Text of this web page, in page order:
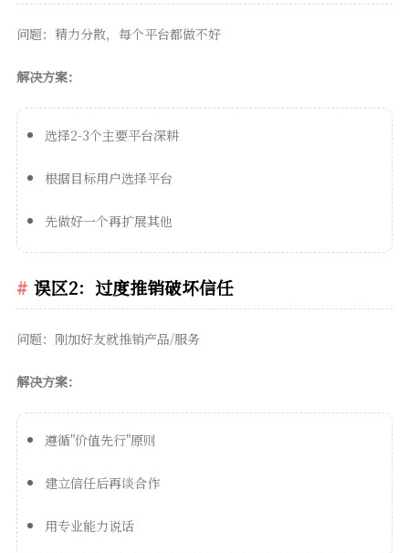
问题：精力分散，每个平台都做不好
解决方案：
选择2-3个主要平台深耕
根据目标用户选择平台
先做好一个再扩展其他
误区2：过度推销破坏信任
问题：刚加好友就推销产品/服务
解决方案：
遵循"价值先行"原则
建立信任后再谈合作
用专业能力说话